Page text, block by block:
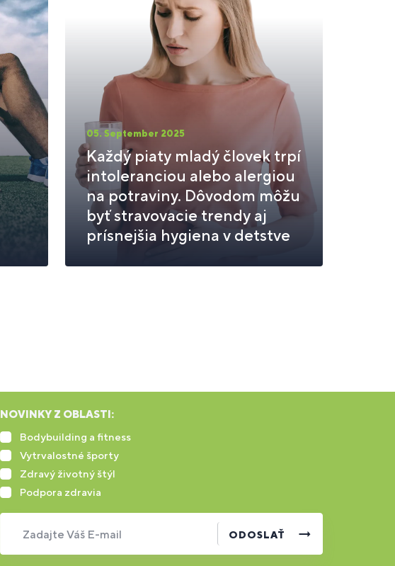
05. September 2025
Každý piaty mladý človek trpí
intoleranciou alebo alergiou
na potraviny. Dôvodom môžu
byť stravovacie trendy aj
prísnejšia hygiena v detstve
NOVINKY Z OBLASTI:
Bodybuilding a fitness
Vytrvalostné športy
Zdravý životný štýl
Podpora zdravia
Zadajte Váš E-mail ODOSLAŤ